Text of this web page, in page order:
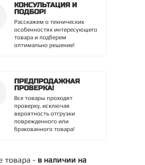
КОНСУЛЬТАЦИЯ И
ПОДБОР!
Расскажем о технических
особенностях интересующего
товара и подберем
оптимально решение!
ПРЕДПРОДАЖНАЯ
ПРОВЕРКА!
Все товары проходят
проверку, исключая
вероятность отгрузки
поврежденного или
бракованного товара!
товара - в наличии на